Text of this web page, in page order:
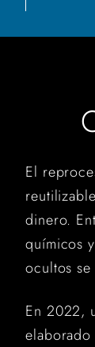
El
dinero.
químicos
ocultos se
En 2022,